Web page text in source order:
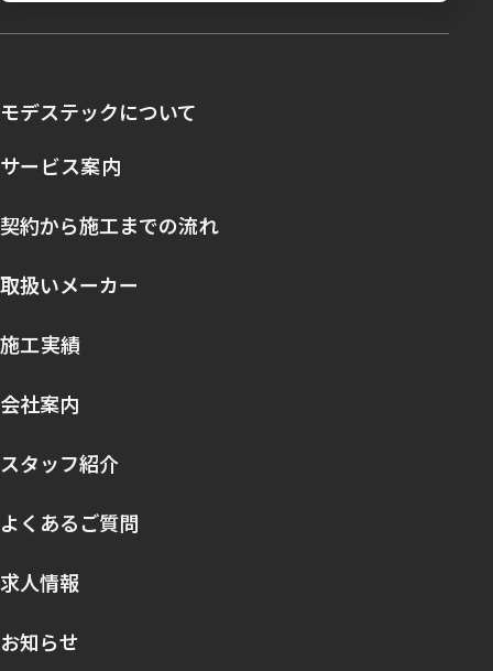
モデステックについて
サービス案内
契約から施工までの流れ
取扱いメーカー
施工実績
会社案内
スタッフ紹介
よくあるご質問
求人情報
お知らせ